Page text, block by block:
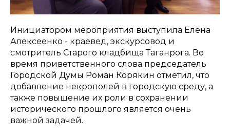
Инициатором мероприятия выступила Елена
Алексеенко - краевед, экскурсовод и
смотритель Старого кладбища Таганрога. Во
время приветственного слова председатель
Городской Думы Роман Корякин отметил, что
добавление некрополей в городскую среду, а
также повышение их роли в сохранении
исторического прошлого является очень
важной задачей.